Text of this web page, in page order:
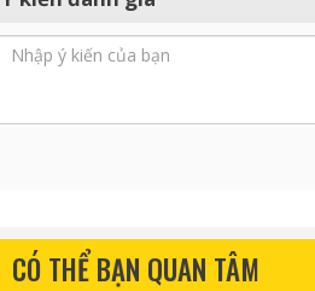
CÓ THỂ BẠN QUAN TÂM